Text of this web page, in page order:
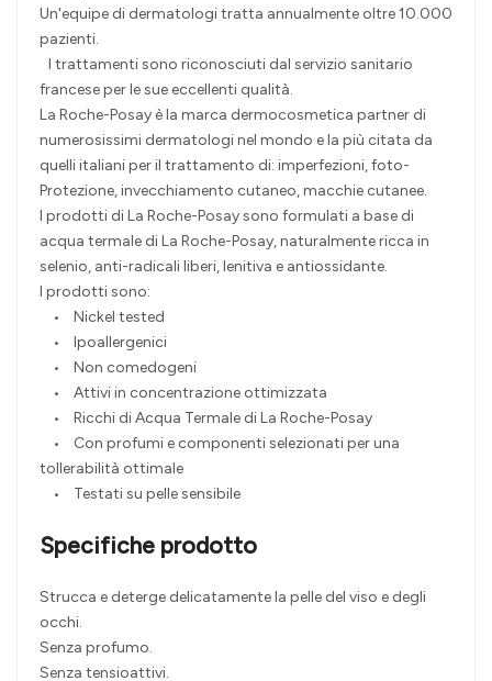
Un'equipe di dermatologi tratta annualmente oltre 10.000
pazienti.
I trattamenti sono riconosciuti dal servizio sanitario
francese per le sue eccellenti qualità.
La Roche-Posay è la marca dermocosmetica partner di
numerosissimi dermatologi nel mondo e la più citata da
quelli italiani per il trattamento di: imperfezioni, foto-
Protezione, invecchiamento cutaneo, macchie cutanee.
I prodotti di La Roche-Posay sono formulati a base di
acqua termale di La Roche-Posay, naturalmente ricca in
selenio, anti-radicali liberi, lenitiva e antiossidante.
I prodotti sono:
• Nickel tested
• Ipoallergenici
• Non comedogeni
• Attivi in concentrazione ottimizzata
• Ricchi di Acqua Termale di La Roche-Posay
• Con profumi e componenti selezionati per una
tollerabilità ottimale
• Testati su pelle sensibile
Specifiche prodotto
Strucca e deterge delicatamente la pelle del viso e degli
occhi.
Senza profumo.
Senza tensioattivi.